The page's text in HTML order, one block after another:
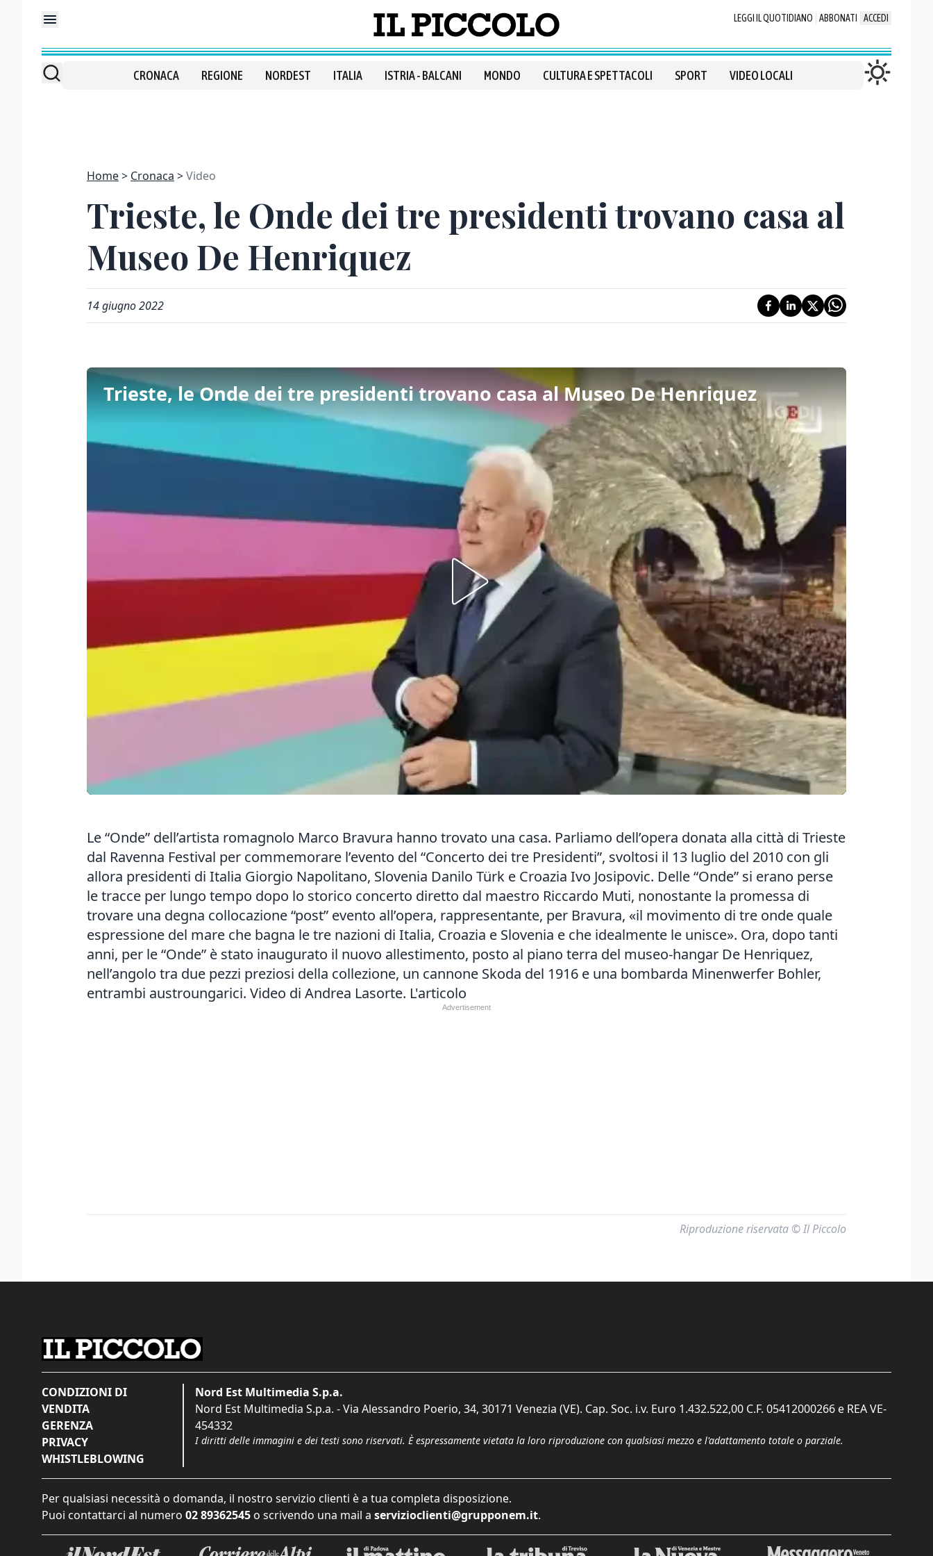
LEGGI IL QUOTIDIANO ABBONATI ACCEDI
CRONACA REGIONE NORDEST ITALIA ISTRIA - BALCANI MONDO CULTURA E SPETTACOLI SPORT VIDEO LOCALI
Home Cronaca Video
Trieste, le Onde dei tre presidenti trovano casa al
Museo De Henriquez
14 giugno 2022
Trieste, le Onde dei tre presidenti trovano casa al Museo De Henriquez
Le “Onde” dell’artista romagnolo Marco Bravura hanno trovato una casa. Parliamo dell’opera donata alla città di Trieste
dal Ravenna Festival per commemorare l’evento del “Concerto dei tre Presidenti”, svoltosi il 13 luglio del 2010 con gli
allora presidenti di Italia Giorgio Napolitano, Slovenia Danilo Türk e Croazia Ivo Josipovic. Delle “Onde” si erano perse
le tracce per lungo tempo dopo lo storico concerto diretto dal maestro Riccardo Muti, nonostante la promessa di
trovare una degna collocazione “post” evento all’opera, rappresentante, per Bravura, «il movimento di tre onde quale
espressione del mare che bagna le tre nazioni di Italia, Croazia e Slovenia e che idealmente le unisce». Ora, dopo tanti
anni, per le “Onde” è stato inaugurato il nuovo allestimento, posto al piano terra del museo-hangar De Henriquez,
nell’angolo tra due pezzi preziosi della collezione, un cannone Skoda del 1916 e una bombarda Minenwerfer Bohler,
entrambi austroungarici. Video di Andrea Lasorte. L'articolo
Riproduzione riservata © Il Piccolo
CONDIZIONI DI
VENDITA
GERENZA
PRIVACY
WHISTLEBLOWING
Nord Est Multimedia S.p.a.
Nord Est Multimedia S.p.a. - Via Alessandro Poerio, 34, 30171 Venezia (VE). Cap. Soc. i.v. Euro 1.432.522,00 C.F. 05412000266 e REA VE-
454332
I diritti delle immagini e dei testi sono riservati. È espressamente vietata la loro riproduzione con qualsiasi mezzo e l'adattamento totale o parziale.
Per qualsiasi necessità o domanda, il nostro servizio clienti è a tua completa disposizione.
Puoi contattarci al numero 02 89362545 o scrivendo una mail a servizioclienti@grupponem.it.